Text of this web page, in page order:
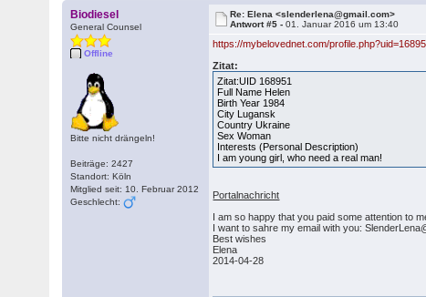
Biodiesel
General Counsel
Offline
Bitte nicht drängeln!
Beiträge: 2427
Standort: Köln
Mitglied seit: 10. Februar 2012
Geschlecht:
Re: Elena <slenderlena@gmail.com>
Antwort #5 -01. Januar 2016 um 13:40
https://mybelovednet.com/
Zitat:
Zitat:UID 168951
Full Name Helen
Birth Year 1984
City Lugansk
Country Ukraine
Sex Woman
Interests (Personal Description)
I am young girl, who need a real man!
Portalnachricht
I am so happy that you paid some attention to
I want to sahre my email with you:
Best wishes
Elena
2014-04-28